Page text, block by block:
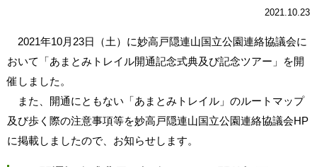
2021.10.23
2021年10月23日（土）に妙高戸隠連山国立公園連絡協議会に
おいて「あまとみトレイル開通記念式典及び記念ツアー」を開
催しました。
また、開通にともない「あまとみトレイル」のルートマップ
及び歩く際の注意事項等を妙高戸隠連山国立公園連絡協議会HP
に掲載しましたので、お知らせします。